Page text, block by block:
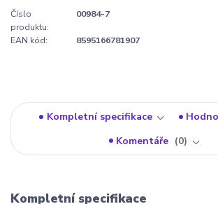
Číslo
produktu:
00984-7
EAN kód: 8595166781907
Kompletní specifikace
Komentáře
0
Kompletní specifikace